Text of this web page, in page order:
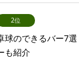
2位
球のできるバー7
も紹介